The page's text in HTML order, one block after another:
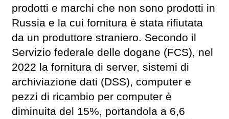
prodotti e marchi che non sono prodotti in
Russia e la cui fornitura è stata rifiutata
da un produttore straniero. Secondo il
Servizio federale delle dogane (FCS), nel
2022 la fornitura di server, sistemi di
archiviazione dati (DSS), computer e
pezzi di ricambio per computer è
diminuita del 15%, portandola a 6,6